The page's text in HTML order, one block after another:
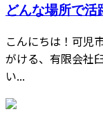
どんな場所で
こんにちは！可児
がける、有限会社
い...